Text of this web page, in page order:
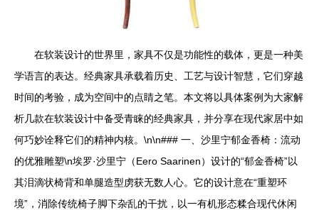
在软装设计的世界里，家具不仅是功能性的载体，更是一种美
学语言的表达。经典家具承载着历史、工艺与设计智慧，它们穿越
时间的考验，成为空间中的点睛之笔。本文将以具体案例为大家解
析几款在软装设计中备受青睐的经典家具，并分享在现代家居中如
何巧妙诠释它们的精神内核。\n\n### 一、沙里宁郁金香椅：流动
的优雅雕塑\n埃罗·沙里宁（Eero Saarinen）设计的“郁金香椅”以
其泪滴状椅背和单腿造型虏获无数人心。它的设计意在“重塑环
境”，消除传统椅子脚下杂乱的干扰，以一有机形态糅合现代休闲